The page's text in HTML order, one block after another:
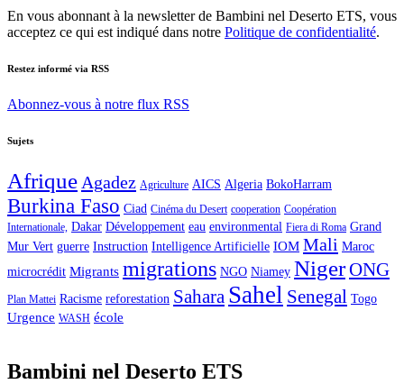
En vous abonnant à la newsletter de Bambini nel Deserto ETS, vous
acceptez ce qui est indiqué dans notre Politique de confidentialité.
Restez informé via RSS
Abonnez-vous à notre flux RSS
Sujets
Afrique Agadez Agriculture AICS Algeria BokoHarram
Burkina Faso Ciad Cinéma du Desert cooperation Coopération
Internationale, Dakar Développement eau environmental Fiera di Roma Grand
Mur Vert guerre Instruction Intelligence Artificielle IOM Mali Maroc
microcrédit Migrants migrations NGO Niamey NigerONG
Plan Mattei Racisme reforestation Sahara Sahel Senegal Togo
Urgence WASH école
Bambini nel Deserto ETS